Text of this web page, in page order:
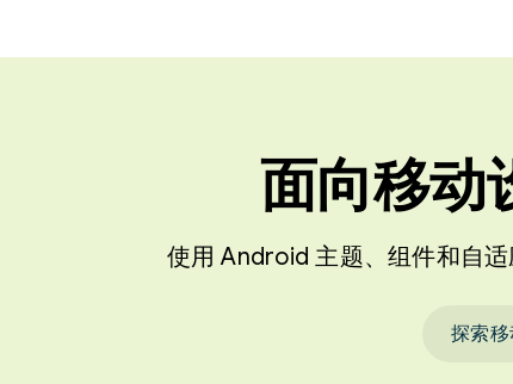
面向移动
使用 Android 主题、组件和自
探索